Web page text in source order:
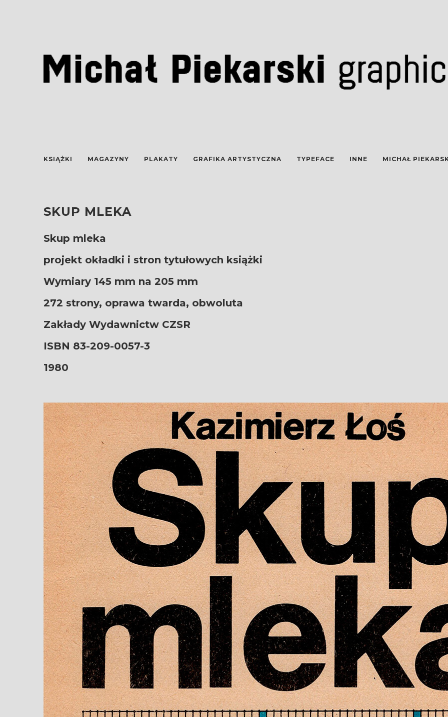
KSIĄŻKI MAGAZYNY PLAKATY GRAFIKA ARTYSTYCZNA TYPEFACE INNE MICHAŁ
SKUP MLEKA
Skup mleka
projekt okładki i stron tytułowych książki
Wymiary 145 mm na 205 mm
272 strony, oprawa twarda, obwoluta
Zakłady Wydawnictw CZSR
ISBN 83-209-0057-3
1980